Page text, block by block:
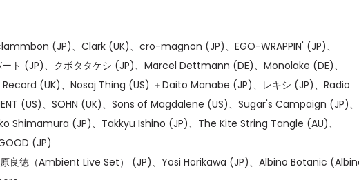
(JP)、Clark (UK)、cro-magnon (JP)、EGO-WRAPPIN' (JP)、
ト (JP)、クボタタケシ (JP)、Marcel Dettmann (DE)、Monolake (DE)、
Record (UK)、Nosaj Thing (US) ＋Daito Manabe (JP)、レキシ (JP)、Radio
(US)、SOHN (UK)、Sons of Magdalene (US)、Sugar's Campaign (JP)、
Shimamura (JP)、Takkyu Ishino (JP)、The Kite String Tangle (AU)、
(JP)
良徳（Ambient Live Set） (JP)、Yosi Horikawa (JP)、Albino Botanic